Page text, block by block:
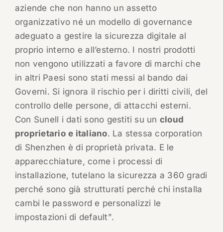
aziende che non hanno un assetto
organizzativo né un modello di governance
adeguato a gestire la sicurezza digitale al
proprio interno e all’esterno. I nostri prodotti
non vengono utilizzati a favore di marchi che
in altri Paesi sono stati messi al bando dai
Governi. Si ignora il rischio per i diritti civili, del
controllo delle persone, di attacchi esterni.
Con Sunell i dati sono gestiti su un cloud
proprietario e italiano. La stessa corporation
di Shenzhen è di proprietà privata. E le
apparecchiature, come i processi di
installazione, tutelano la sicurezza a 360 gradi
perché sono già strutturati perché chi installa
cambi le password e personalizzi le
impostazioni di default".